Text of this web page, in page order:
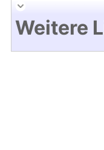
Weitere